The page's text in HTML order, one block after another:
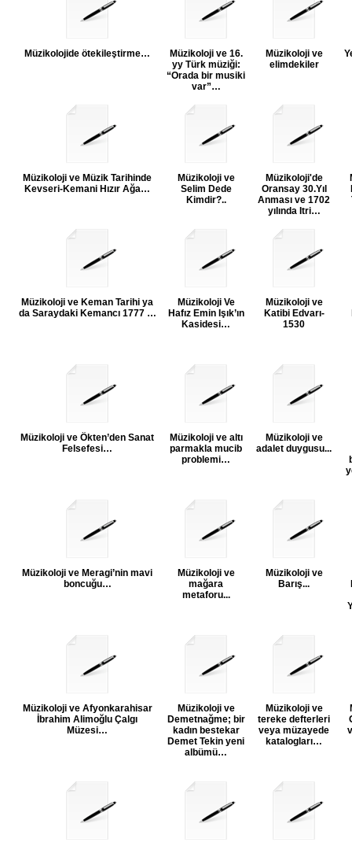
Müzikolojide ötekileştirme…
Müzikoloji ve 16.
yy Türk müziği:
“Orada bir musiki
var”…
Müzikoloji ve
elimdekiler
Müzikoloji ve Müzik Tarihinde
Kevseri-Kemani Hızır Ağa…
Müzikoloji ve
Selim Dede
Kimdir?..
Müzikoloji'de
Oransay 30.Yıl
Anması ve 1702
yılında Itri…
Müzikoloji ve Keman Tarihi ya
da Saraydaki Kemancı 1777 …
Müzikoloji Ve
Hafız Emin Işık’ın
Kasidesi…
Müzikoloji ve
Katibi Edvarı-
1530
Müzikoloji ve Ökten’den Sanat
Felsefesi…
Müzikoloji ve altı
parmakla mucib
problemi…
Müzikoloji ve
adalet duygusu...
Müzikoloji ve Meragi’nin mavi
boncuğu…
Müzikoloji ve
mağara
metaforu...
Müzikoloji ve
Barış...
Müzikoloji ve Afyonkarahisar
İbrahim Alimoğlu Çalgı
Müzesi…
Müzikoloji ve
Demetnağme; bir
kadın bestekar
Demet Tekin yeni
albümü…
Müzikoloji ve
tereke defterleri
veya müzayede
katalogları…